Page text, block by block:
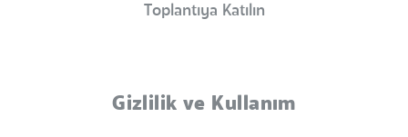
Toplantıya Katılın
Gizlilik ve Kullanım